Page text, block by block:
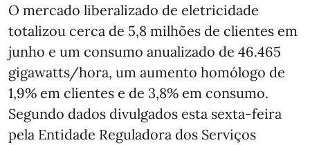
O mercado liberalizado de eletricidade
totalizou cerca de 5,8 milhões de clientes em
junho e um consumo anualizado de 46.465
gigawatts/hora, um aumento homólogo de
1,9% em clientes e de 3,8% em consumo.
Segundo dados divulgados esta sexta-feira
pela Entidade Reguladora dos Serviços